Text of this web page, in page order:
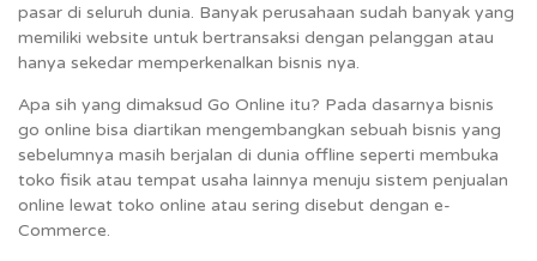
pasar di seluruh dunia. Banyak perusahaan sudah banyak yang
memiliki website untuk bertransaksi dengan pelanggan atau
hanya sekedar memperkenalkan bisnis nya.
Apa sih yang dimaksud Go Online itu? Pada dasarnya bisnis
go online bisa diartikan mengembangkan sebuah bisnis yang
sebelumnya masih berjalan di dunia offline seperti membuka
toko fisik atau tempat usaha lainnya menuju sistem penjualan
online lewat toko online atau sering disebut dengan e-
Commerce.